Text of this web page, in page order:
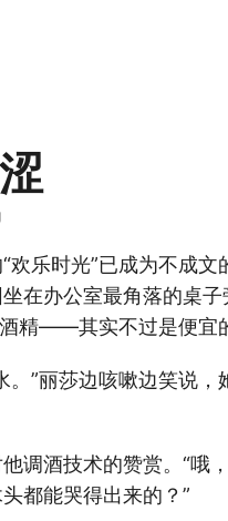
乐时光”已成为不成
在办公室最角落的桌
精——其实不过是便宜
”丽莎边咳嗽边笑说
调酒技术的赞赏。“哦
都能哭得出来的？”